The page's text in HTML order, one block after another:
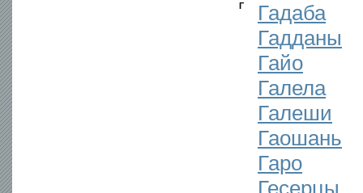
Г
Гадаба
Гадданы
Гайо
Галела
Галеши
Гаошань
Гаро
Гесерцы